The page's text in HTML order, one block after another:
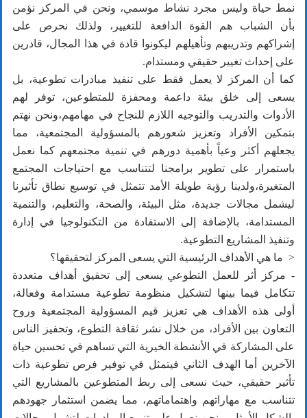
نمط حياة وليس مجرد نشاط موسمي، ونحن في المركز نؤمن
بأن الشباب هم القوة الدافعة للتغيير، ولذلك نحرص على
إشراكهم وتدريبهم وتأهيلهم ليكونوا قادة في هذا المجال، قادرين
على إحداث تغيير حقيقي ومستدام.
كما أن المركز لا يعمل فقط على تنفيذ مبادرات تطوعية، بل
يسعى إلى خلق بيئة داعمة ومحفزة للمتطوعين، توفر لهم
الأدوات والتدريب والتوجيه اللازم للنجاح في مهامهم،ونحن نهتم
بتمكين الأفراد وتعزيز شعورهم بالمسؤولية المجتمعية، مما
يجعلهم أكثر وعياً بأهمية دورهم في تنمية مجتمعهم كما نعمل
باستمرار على تطوير برامجنا لتتناسب مع احتياجات المجتمع
المتغيرة،ولدينا رؤية طويلة الأمد تتمثل في توسيع نطاق تأثيرنا
ليشمل مجالات جديدة، مثل البيئة، والصحة، والتعليم، والتنمية
المستدامة، بالإضافة إلى الاستفادة من التكنولوجيا في إدارة
وتنفيذ المشاريع التطوعية.
< ما هي الأهداف الرئيسية التي يسعى المركز لتحقيقها؟
- مركز أثر للعمل التطوعي يسعى إلى تحقيق أهداف متعددة
تتكامل فيما بينها لتشكيل منظومة تطوعية مستدامة وفعالة،
أولى هذه الأهداف هي تعزيز قيم المسؤولية المجتمعية وروح
التعاون بين الأفراد، من خلال نشر ثقافة التطوع، وتحفيز الناس
على المشاركة في الأنشطة الخيرية التي تساهم في تحسين حياة
الآخرين أما الهدف الثاني فيتمثل في توفير فرص تطوعية ذات
تأثير حقيقي، حيث نسعى إلى ربط المتطوعين بالمشاريع التي
تتناسب مع مهاراتهم واهتماماتهم، مما يضمن استثمار جهودهم